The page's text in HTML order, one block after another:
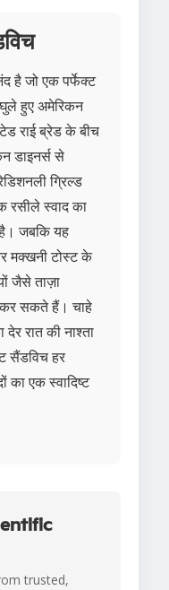
है जो एक पर्फेक्ट
हुए अमेरिकन
राई ब्रेड के बीच
डाइनर्स से
ग्रिल्ड
रसीले स्वाद का
जबकि यह
मक्खनी टोस्ट के
जैसे ताज़ा
सकते हैं। चाहे
रात की नाश्ता
सैंडविच हर
का एक स्वादिष्ट
trusted,